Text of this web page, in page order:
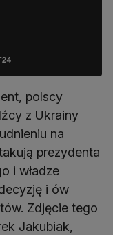
polscy
z Ukrainy
na
prezydenta
i władze
i ów
Zdjęcie tego
Jakubiak,